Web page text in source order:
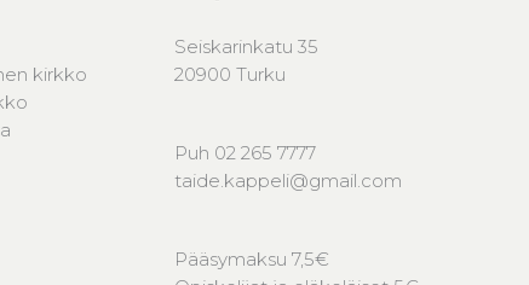
kirkko
Seiskarinkatu 35
20900 Turku
Puh 02 265 7777
taide.kappeli@gmail.com
Pääsymaksu 7,5€